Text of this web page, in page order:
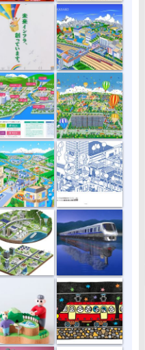
イラスト... 街並イラスト...
イラスト5 街並イラスト4
ールド... 泉を走る列車
模型の夜 地下鉄パンダ線
祭 泉陽興業２０...